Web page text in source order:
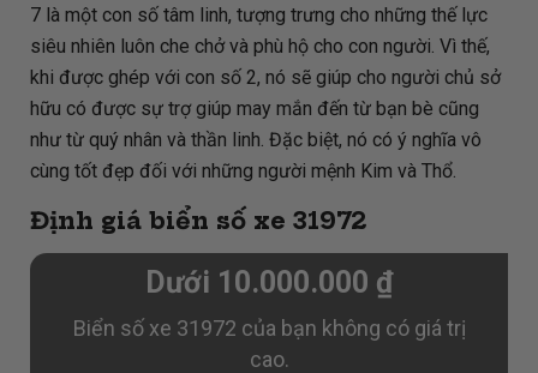
7 là một con số tâm linh, tượng trưng cho những thế lực
siêu nhiên luôn che chở và phù hộ cho con người. Vì thế,
khi được ghép với con số 2, nó sẽ giúp cho người chủ sở
hữu có được sự trợ giúp may mắn đến từ bạn bè cũng
như từ quý nhân và thần linh. Đặc biệt, nó có ý nghĩa vô
cùng tốt đẹp đối với những người mệnh Kim và Thổ.
Định giá biển số xe 31972
Dưới 10.000.000 ₫
Biển số xe 31972 của bạn không có giá trị
cao.